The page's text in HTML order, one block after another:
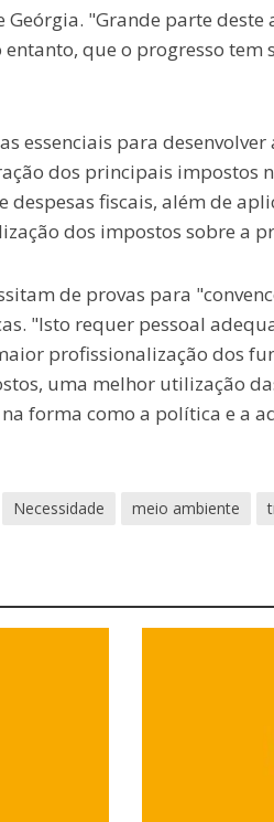
"Grande parte
que o progresso
essenciais para
dos principais impostos
despesas fiscais, além de
dos impostos sobre a
de provas para
"Isto requer pessoal
profissionalização dos
uma melhor utilização
forma como a política e a
Necessidade meio ambiente